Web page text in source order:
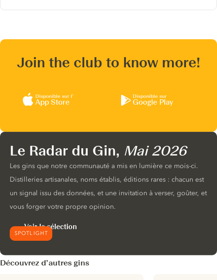
Join the club to know more!
Disponible sur l’
App Store
Disponible sur
Google Play
SPOTLIGHT
Le Radar du Gin, Mai 2026
Les gins que notre communauté a mis en lumière ce mois-ci.
Distilleries artisanales, noms établis, éditions rares : chacun est
un signal issu des données, et une invitation à verser, goûter, et
vous forger votre propre opinion.
Voir la sélection
Découvrez d’autres gins